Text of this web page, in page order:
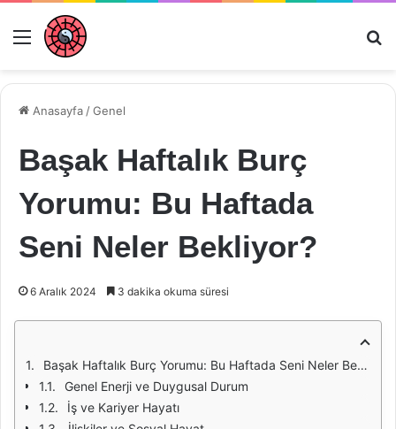
Menü
Anasayfa /Genel
Başak Haftalık Burç
Yorumu: Bu Haftada
Seni Neler Bekliyor?
6 Aralık 2024 3 dakika okuma süresi
Başak Haftalık Burç Yorumu: Bu Haftada Seni Neler Bekliyor?
Genel Enerji ve Duygusal Durum
İş ve Kariyer Hayatı